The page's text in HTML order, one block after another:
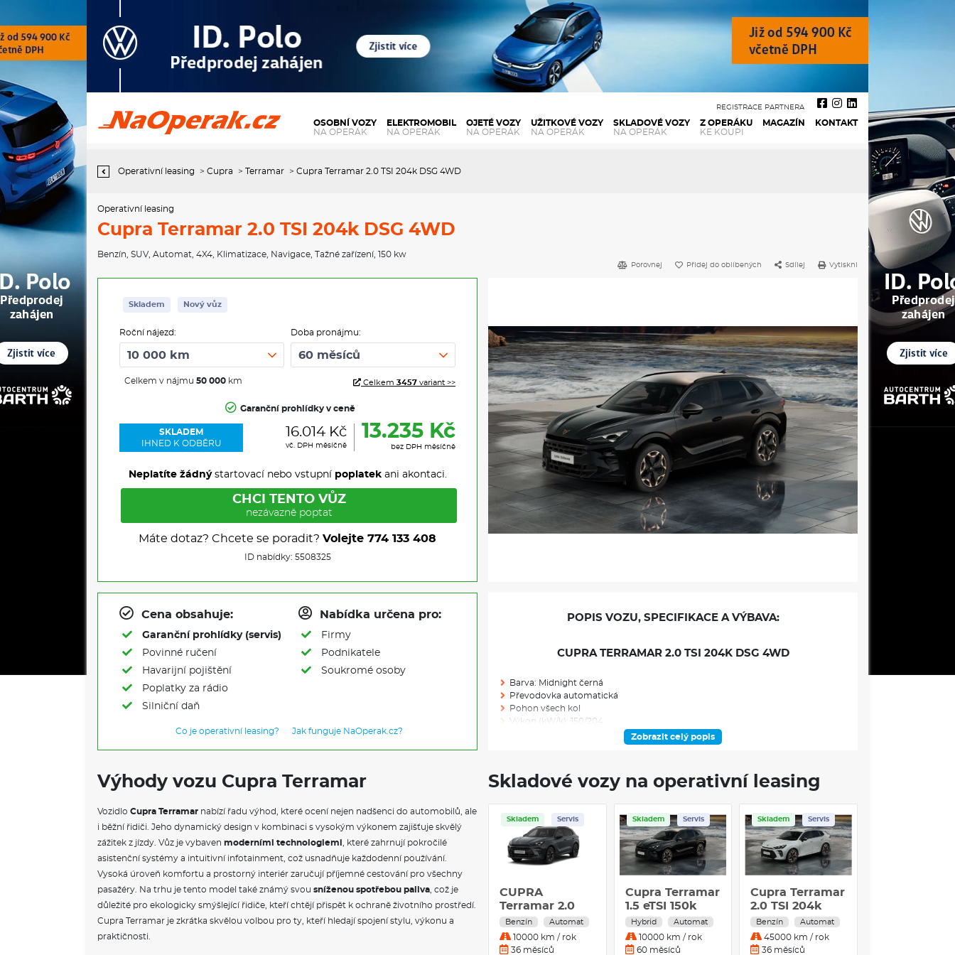
Operativní leasing Cupra Terramar 2.0 TSI 204k DSG 4WD
OSOBNÍ VOZY
NA OPERÁK
ELEKTROMOBIL
NA OPERÁK
OJETÉ VOZY
NA OPERÁK
UŽITKOVÉ VOZY
NA OPERÁK
SKLADOVÉ VOZY
NA OPERÁK
Z OPERÁKU
KE KOUPI
MAGAZÍN KONTAKT
REGISTRACE PARTNERA
Operativní leasing > Cupra > Terramar > Cupra Terramar 2.0 TSI 204k DSG 4WD
Operativní leasing
Cupra Terramar 2.0 TSI 204k DSG 4WD
Benzín SUV, Automat 4X4 Klimatizace Navigace Tažné zařízení, 150 kw
Porovnej Přidej do oblíbených Sdílej Vytiskni
Skladem Nový vůz
Roční nájezd:
Celkem v nájmu 50 000 km
Doba pronájmu:
Celkem 3457 variant >>
Garanční prohlídky v ceně
SKLADEM
IHNED K ODBĚRU
16.014 Kč
vč. DPH měsíčně
13.235 Kč
bez DPH měsíčně
Neplatíte žádnýstartovací nebo vstupní poplatekani akontaci.
CHCI TENTO VŮZ
nezávazně poptat
Máte dotaz? Chcete se poradit? Volejte 774 133 408
ID nabídky: 5508325
Cena obsahuje:
Garanční prohlídky (servis)
Povinné ručení
Havarijní pojištění
Poplatky za rádio
Silniční daň
Nabídka určena pro:
Firmy
Podnikatele
Soukromé osoby
Co je operativní leasing? Jak funguje NaOperak.cz?
POPIS VOZU, SPECIFIKACE A VÝBAVA:
CUPRA TERRAMAR 2.0 TSI 204K DSG 4WD
Barva: Midnight černá
Převodovka automatická
Pohon všech kol
Výkon (kW/k): 150/204
Ve výrobě: 0
VÝBAVA NAD RÁMEC VÝBAVOVÉHO STUPNĚ
19" kola z lehkých slitin COSMIC COPPER: broušená, černá/měděná, pneu
Tažné zařízení: elektricky odjistitelné a výklopné
Matrix HD LED světlomety: přední LED Ultra světlomety s variabilní distribucí
světla, digitální projekce, funkce Welcome/Goodbye Ceremony
Prodloužená záruka výrobce na 5 let nebo maximálně 100 000 km
(Prodloužená záruka se skládá z 2leté zákonné záruky a 3leté prodloužené
Zobrazit celý popis
Výhody vozu Cupra Terramar
Vozidlo Cupra Terramar nabízí řadu výhod, které ocení nejen nadšenci do automobilů, ale
i běžní řidiči. Jeho dynamický design v kombinaci s vysokým výkonem zajišťuje skvělý
zážitek z jízdy. Vůz je vybaven moderními technologiemi
, které zahrnují pokročilé
asistenční systémy a intuitivní infotainment, což usnadňuje každodenní používání.
Vysoká úroveň komfortu a prostorný interiér zaručují příjemné cestování pro všechny
pasažéry. Na trhu je tento model také známý svou sníženou spotřebou paliva , což je
důležité pro ekologicky smýšlející řidiče, kteří chtějí přispět k ochraně životního prostředí.
Cupra Terramar je zkrátka skvělou volbou pro ty, kteří hledají spojení stylu, výkonu a
praktičnosti.
Skladové vozy na operativní leasing
Skladem Servis
CUPRA
Terramar 2.0
TSI 204k DSG
4WD
Benzín Automat
10000 km / rok
36 měsíců
Skladem Servis
Cupra Terramar
1.5 eTSI 150k
DSG
Hybrid Automat
10000 km / rok
60 měsíců
Skladem Servis
Cupra Terramar
2.0 TSI 204k
DSG 4WD
Benzín Automat
45000 km / rok
36 měsíců